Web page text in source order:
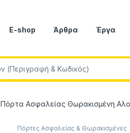
E-shop Άρθρα Έργα
Πόρτα Ασφαλείας Θωρακισμένη
Πόρτες Ασφαλείας & Θωρακισμένες